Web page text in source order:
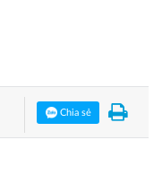
Chia sẻ